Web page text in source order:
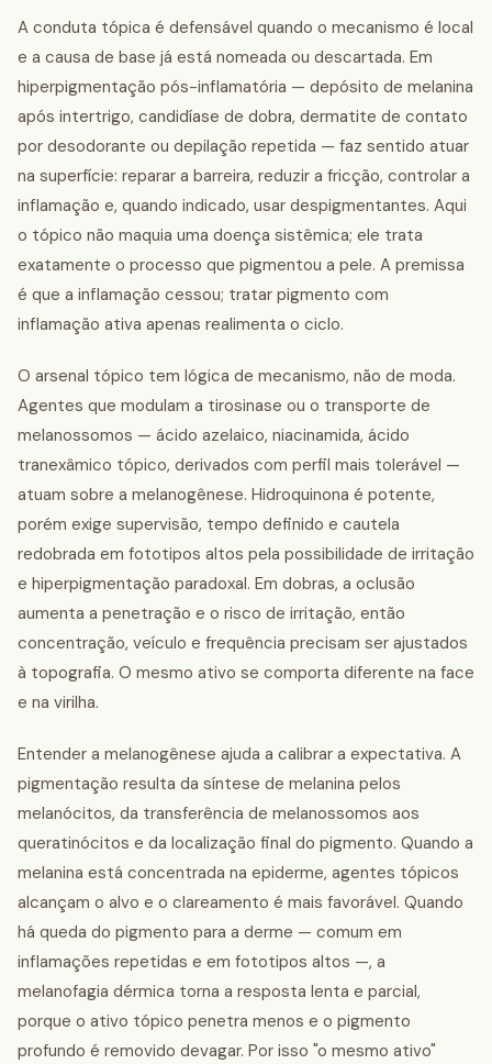
A conduta tópica é defensável quando o mecanismo é local
e a causa de base já está nomeada ou descartada. Em
hiperpigmentação pós-inflamatória — depósito de melanina
após intertrigo, candidíase de dobra, dermatite de contato
por desodorante ou depilação repetida — faz sentido atuar
na superfície: reparar a barreira, reduzir a fricção, controlar a
inflamação e, quando indicado, usar despigmentantes. Aqui
o tópico não maquia uma doença sistêmica; ele trata
exatamente o processo que pigmentou a pele. A premissa
é que a inflamação cessou; tratar pigmento com
inflamação ativa apenas realimenta o ciclo.
O arsenal tópico tem lógica de mecanismo, não de moda.
Agentes que modulam a tirosinase ou o transporte de
melanossomos — ácido azelaico, niacinamida, ácido
tranexâmico tópico, derivados com perfil mais tolerável —
atuam sobre a melanogênese. Hidroquinona é potente,
porém exige supervisão, tempo definido e cautela
redobrada em fototipos altos pela possibilidade de irritação
e hiperpigmentação paradoxal. Em dobras, a oclusão
aumenta a penetração e o risco de irritação, então
concentração, veículo e frequência precisam ser ajustados
à topografia. O mesmo ativo se comporta diferente na face
e na virilha.
Entender a melanogênese ajuda a calibrar a expectativa. A
pigmentação resulta da síntese de melanina pelos
melanócitos, da transferência de melanossomos aos
queratinócitos e da localização final do pigmento. Quando a
melanina está concentrada na epiderme, agentes tópicos
alcançam o alvo e o clareamento é mais favorável. Quando
há queda do pigmento para a derme — comum em
inflamações repetidas e em fototipos altos —, a
melanofagia dérmica torna a resposta lenta e parcial,
porque o ativo tópico penetra menos e o pigmento
profundo é removido devagar. Por isso "o mesmo ativo"